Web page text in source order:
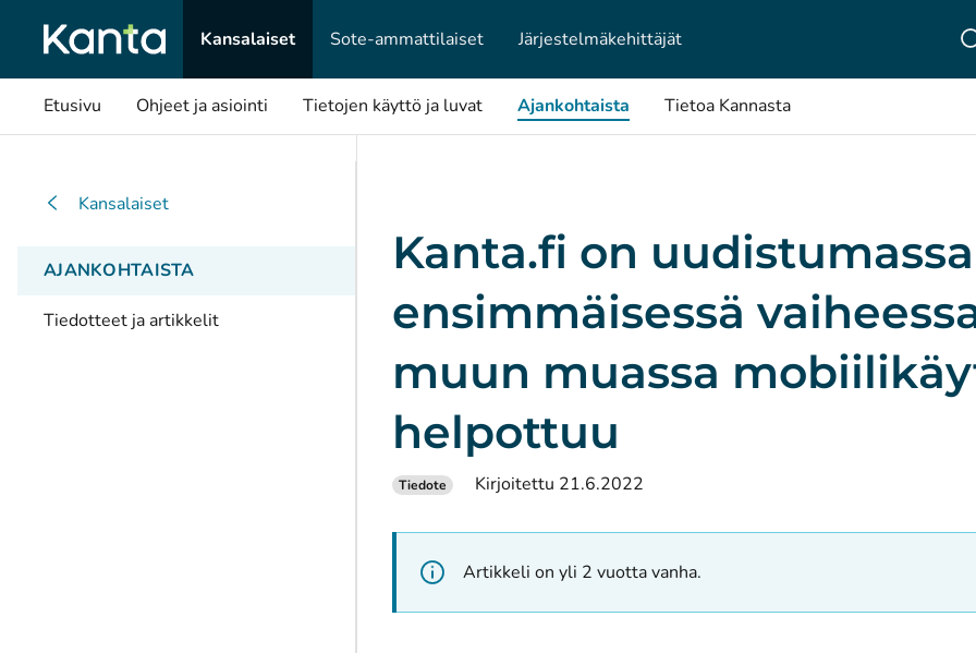
Kansalaiset
Sote-ammattilaiset Järjestelmä­kehittäjät
Etusivu Ohjeet ja asiointi Tietojen käyttö ja luvat Ajankohtaista Tietoa Kannasta
Kansalaiset
AJANKOHTAISTA
Tiedotteet ja artikkelit
Kanta.fi on
ensimmäisessä
muun muassa
helpottuu
Tiedote Kirjoitettu 21.6.2022
Artikkeli on yli 2 vuotta vanha.